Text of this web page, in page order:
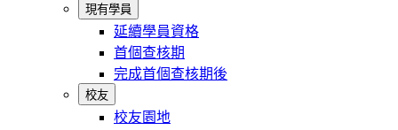
現有學員
延續學員資格
首個查核期
完成首個查核期後
校友
校友園地